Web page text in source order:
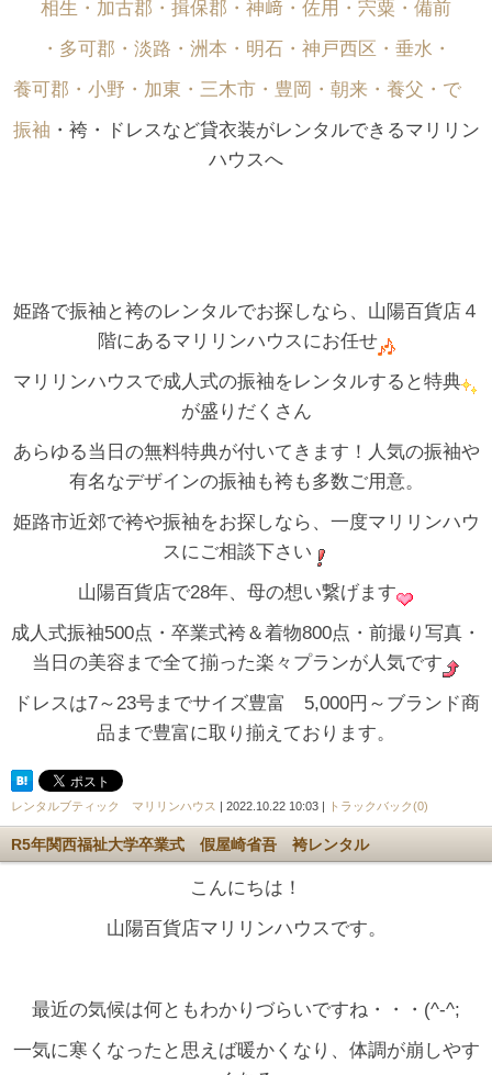
相生・加古郡・揖保郡・神﨑・佐用・宍粟・備前
・多可郡・淡路・洲本・明石・神戸西区・垂水・
養可郡・小野・加東・三木市・豊岡・朝来・養父・で゙
振袖 ・袴・ドレスなど貸衣装がレンタルできるマリリン
ハウスへ
姫路で振袖と袴のレンタルでお探しなら、山陽百貨店４
階にあるマリリンハウスにお任せ
マリリンハウスで成人式の振袖をレンタルすると特典
が盛りだくさん
あらゆる当日の無料特典が付いてきます！人気の振袖や
有名なデザインの振袖も袴も多数ご用意。
姫路市近郊で袴や振袖をお探しなら、一度マリリンハウ
スにご相談下さい
山陽百貨店で28年、母の想い繋げます
成人式振袖500点・卒業式袴＆着物800点・前撮り写真・
当日の美容まで全て揃った楽々プランが人気です
ドレスは7～23号までサイズ豊富 5,000円～ブランド商
品まで豊富に取り揃えております。
レンタルブティック マリリンハウス | 2022.10.22 10:03 | トラックバック(0)
R5年関西福祉大学卒業式 假屋崎省吾 袴レンタル
こんにちは！
山陽百貨店マリリンハウスです。
最近の気候は何ともわかりづらいですね・・・(^-^;
一気に寒くなったと思えば暖かくなり、体調が崩しやす